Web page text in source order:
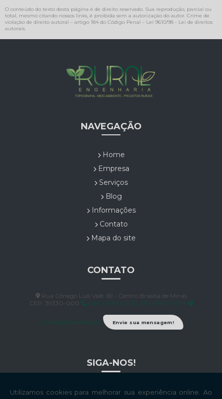
O conteúdo do texto desta página é de direito reservado. Sua reprodução, parcial ou
total, mesmo citando nossos links, é proibida sem a autorização do autor. Crime de
violação de direito autoral – artigo 184 do Código Penal – Lei 9610/98 - Lei de direitos
autorais.
NAVEGAÇÃO
Home
Empresa
Serviços
Blog
Informações
Contato
Mapa do site
CONTATO
Rua Cônego Luís Valê, 69 - Centro Brasilia de Minas
CEP: 39330-000
(38) 3495-0011 (38) 99859-9876
contato@rural.eng.br Envie sua mensagem!
SIGA-NOS!